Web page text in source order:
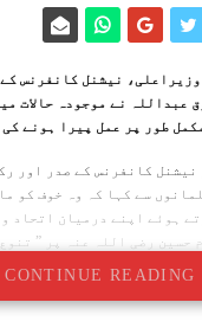
نیشنل کانفرنس
عبداللہ نے موجودہ حالات
طور پر عمل پیرا ہونے
کانفرنس کے صدر اور
سے کہا کہ وہ خوف کو
ہوئے اپنے درمیان اتحاد
31 ویں یوم حسین رضی اللہ عنہ پر
سے خطاب کرتے ہوئے
پر افسوس کا اظہار کیا اور
قرار دیا۔
CONTINUE READING